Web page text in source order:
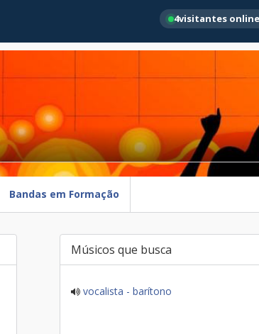
4visitantes online
Bandas em Formação
Músicos que busca
vocalista - barítono